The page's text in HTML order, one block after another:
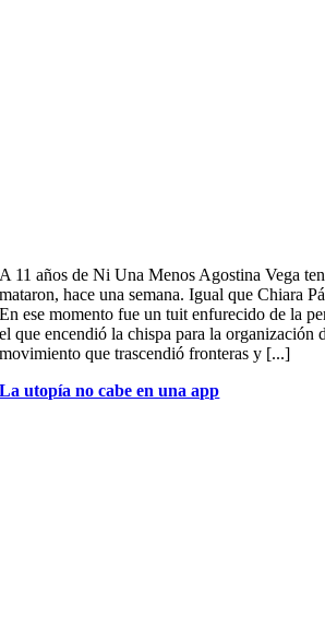
A 11 años de Ni Una Menos Agostina Vega
mataron, hace una semana. Igual que Chiara
En ese momento fue un tuit enfurecido de la
el que encendió la chispa para la organización
movimiento que trascendió fronteras y [...]
La utopía no cabe en una app